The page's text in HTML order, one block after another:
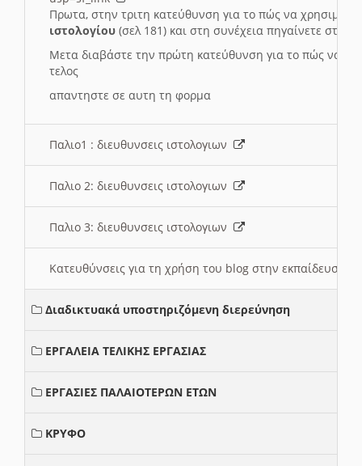
Πρωτα, στην τριτη κατεύθυνση για το πώς να
ιστολογίου (σελ 181) και στη συνέχεια πηγαίνετε στο
Μετα διαβάστε την πρώτη κατεύθυνση για το πώς να
τελος
απαντηστε σε αυτη τη φορμα
Παλιο1 : διευθυνσεις ιστολογιων
Παλιο 2: διευθυνσεις ιστολογιων
Παλιο 3: διευθυνσεις ιστολογιων
Κατευθύνσεις για τη χρήση του blog στην εκπαίδευση
Διαδικτυακά υποστηριζόμενη διερεύνηση
ΕΡΓΑΛΕΙΑ ΤΕΛΙΚΗΣ ΕΡΓΑΣΙΑΣ
ΕΡΓΑΣΙΕΣ ΠΑΛΑΙΟΤΕΡΩΝ ΕΤΩΝ
ΚΡΥΦΟ